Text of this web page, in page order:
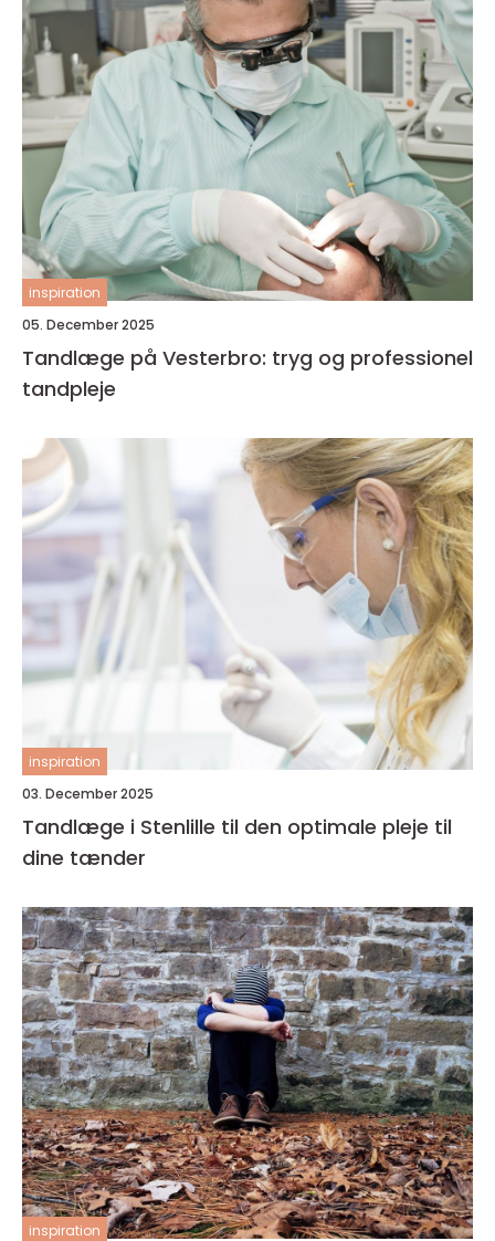
inspiration
05. December 2025
Tandlæge på Vesterbro: tryg og professionel
tandpleje
inspiration
03. December 2025
Tandlæge i Stenlille til den optimale pleje til
dine tænder
inspiration